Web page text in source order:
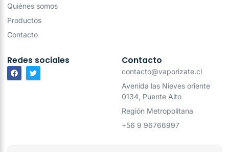
Quiénes somos
Productos
Contacto
Redes sociales Contacto
contacto@vaporizate.cl
Avenida las Nieves oriente
0134, Puente Alto
Región Metropolitana
+56 9 96766997